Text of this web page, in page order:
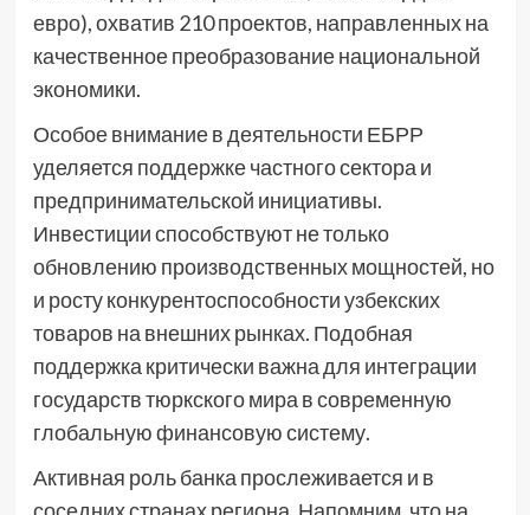
евро), охватив 210 проектов, направленных на
качественное преобразование национальной
экономики.
Особое внимание в деятельности ЕБРР
уделяется поддержке частного сектора и
предпринимательской инициативы.
Инвестиции способствуют не только
обновлению производственных мощностей, но
и росту конкурентоспособности узбекских
товаров на внешних рынках. Подобная
поддержка критически важна для интеграции
государств тюркского мира в современную
глобальную финансовую систему.
Активная роль банка прослеживается и в